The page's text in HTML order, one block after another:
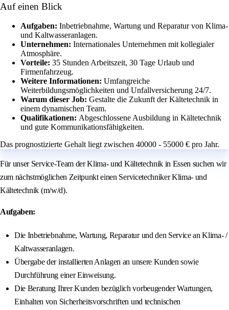
Auf einen Blick
Aufgaben: Inbetriebnahme, Wartung und Reparatur von Klima-
und Kaltwasseranlagen.
Unternehmen: Internationales Unternehmen mit kollegialer
Atmosphäre.
Vorteile: 35 Stunden Arbeitszeit, 30 Tage Urlaub und
Firmenfahrzeug.
Weitere Informationen: Umfangreiche
Weiterbildungsmöglichkeiten und Unfallversicherung 24/7.
Warum dieser Job: Gestalte die Zukunft der Kältetechnik in
einem dynamischen Team.
Qualifikationen: Abgeschlossene Ausbildung in Kältetechnik
und gute Kommunikationsfähigkeiten.
Das prognostizierte Gehalt liegt zwischen 40000 - 55000 € pro Jahr.
Für unser Service-Team der Klima- und Kältetechnik in Essen suchen wir
zum nächstmöglichen Zeitpunkt einen Servicetechniker Klima- und
Kältetechnik (m/w/d).
Aufgaben:
Die Inbetriebnahme, Wartung, Reparatur und den Service an Klima- /
Kaltwasseranlagen.
Übergabe der installierten Anlagen an unsere Kunden sowie
Durchführung einer Einweisung.
Die Beratung Ihrer Kunden bezüglich vorbeugender Wartungen,
Einhalten von Sicherheitsvorschriften und technischen